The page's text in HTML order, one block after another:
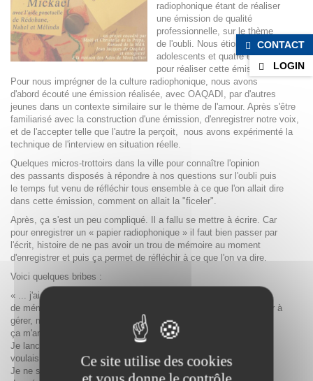
radiophonique étant de réaliser
une émission de qualité
professionnelle, sur le thème
de l'oubli. Nous étions sept
adolescents et quatre encadrants
pour réaliser cette émission.
Pour nous imprégner de la culture radiophonique, nous avons
d'abord écouté une émission réalisée, avec OAQADI, par d'autres
jeunes dans un contexte similaire sur le thème de l'amour. Après s'être
familiarisé avec la construction d'une émission, d'enregistrer notre voix,
et de l'accepter telle que l'autre la perçoit, nous avons expérimenté la
technique de l'interview en situation réelle.
Quelques micros-trottoirs dans la ville pour connaître l'opinion
des passants disposés à répondre à nos questions sur l'oubli puis
le temps fut venu de réfléchir tous ensemble à ce que l'on allait dire
dans cette émission, comment on allait la "ficeler".
Après, ça s'est un peu compliqué. Il a fallu se mettre à écrire. Car
pour enregistrer un « papier radiophonique » il faut bien passer par
l'écrit, histoire de ne pas avoir un trou de mémoire au moment
d'enregistrer et puis ça permet de réfléchir à ce que l'on va dire.
Voici quelques bribes :
« ... j'ai interviewé un comédien ce matin et il disait que les trous
de mémoire. C'est galère quand ça arrive sur scène, il faut arriver à
gérer, mais c'est chaud. Moi je fais pas de théâtre mais
ça m'arrive souvent. .../...
Je lance un sujet avec des potes et d'un coup, j'oublie ce que je
voulais dire.
Je ne sais pas pourquoi ça me fait ça. Pourquoi j'ai des trous
CONTACT
LOGIN
Ce site utilise des cookies